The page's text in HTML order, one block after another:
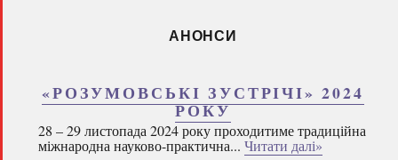
АНОНСИ
«РОЗУМОВСЬКІ ЗУСТРІЧІ» 2024
РОКУ
28 – 29 листопада 2024 року проходитиме традиційна
міжнародна науково-практична... Читати далі»